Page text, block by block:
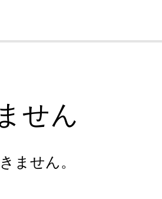
せん
ません。